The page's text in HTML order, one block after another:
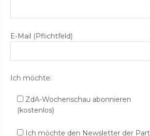
E‑Mail (Pflichtfeld)
Ich möchte:
ZdA-Wochenschau abonnieren
(kostenlos)
Ich möchte den Newsletter der